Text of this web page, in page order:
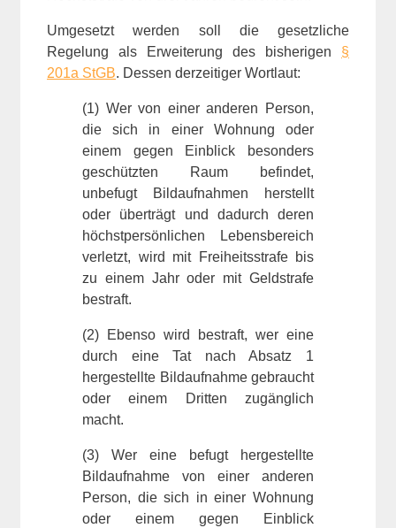
Umgesetzt werden soll die gesetzliche
Regelung als Erweiterung des bisherigen §
201a StGB. Dessen derzeitiger Wortlaut:
(1) Wer von einer anderen Person,
die sich in einer Wohnung oder
einem gegen Einblick besonders
geschützten Raum befindet,
unbefugt Bildaufnahmen herstellt
oder überträgt und dadurch deren
höchstpersönlichen Lebensbereich
verletzt, wird mit Freiheitsstrafe bis
zu einem Jahr oder mit Geldstrafe
bestraft.
(2) Ebenso wird bestraft, wer eine
durch eine Tat nach Absatz 1
hergestellte Bildaufnahme gebraucht
oder einem Dritten zugänglich
macht.
(3) Wer eine befugt hergestellte
Bildaufnahme von einer anderen
Person, die sich in einer Wohnung
oder einem gegen Einblick